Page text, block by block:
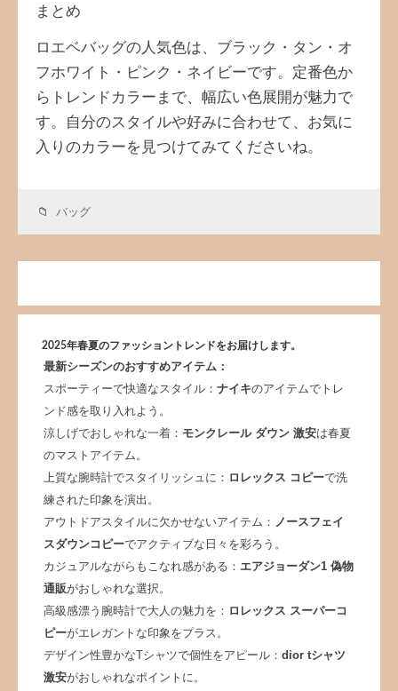
まとめ
ロエベバッグの人気色は、ブラック・タン・オ
フホワイト・ピンク・ネイビーです。定番色か
らトレンドカラーまで、幅広い色展開が魅力で
す。自分のスタイルや好みに合わせて、お気に
入りのカラーを見つけてみてくださいね。
バッグ
2025年春夏のファッショントレンドをお届けします。
最新シーズンのおすすめアイテム：
スポーティーで快適なスタイル： ナイキのアイテムでトレ
ンド感を取り入れよう。
涼しげでおしゃれな一着： モンクレール ダウン 激安は春夏
のマストアイテム。
上質な腕時計でスタイリッシュに： ロレックス コピーで洗
練された印象を演出。
アウトドアスタイルに欠かせないアイテム： ノースフェイ
スダウンコピーでアクティブな日々を彩ろう。
カジュアルながらもこなれ感がある： エアジョーダン1 偽物
通販がおしゃれな選択。
高級感漂う腕時計で大人の魅力を： ロレックス スーパーコ
ピーがエレガントな印象をプラス。
デザイン性豊かなTシャツで個性をアピール： dior tシャツ
激安がおしゃれなポイントに。